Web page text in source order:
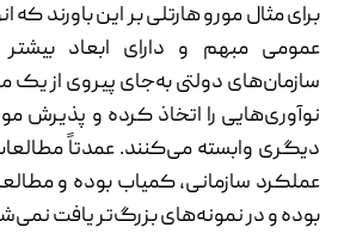
برای مثال مورو هارتلی بر این باورند
عمومی مبهم و دارای ابعاد
سازمان‌های دولتی به‌جای پیروی از
نوآوری‌هایی را اتخاذ کرده و پذیرش
عملکرد سازمانی، کمیاب بوده و
بوده و در نمونه‌های بزرگ‌تر یافت